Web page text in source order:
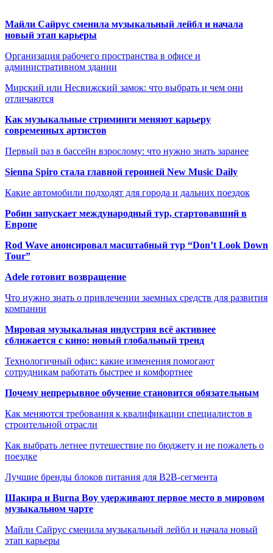
Майли Сайрус сменила музыкальный лейбл и начала
новый этап карьеры
Организация рабочего пространства в офисе и
административном здании
Мирский или Несвижский замок: что выбрать и чем они
отличаются
Как музыкальные стриминги меняют карьеру
современных артистов
Первый раз в бассейн взрослому: что нужно знать заранее
Sienna Spiro стала главной героиней New Music Daily
Какие автомобили подходят для города и дальних поездок
Робин запускает международный тур, стартовавший в
Европе
Rod Wave анонсировал масштабный тур “Don’t Look Down
Tour”
Adele готовит возвращение
Что нужно знать о привлечении заемных средств для развития
компании
Мировая музыкальная индустрия всё активнее
сближается с кино: новый глобальный тренд
Технологичный офис: какие изменения помогают
сотрудникам работать быстрее и комфортнее
Почему непрерывное обучение становится обязательным
Как меняются требования к квалификации специалистов в
строительной отрасли
Как выбрать летнее путешествие по бюджету и не пожалеть о
поездке
Лучшие бренды блоков питания для B2B-сегмента
Шакира и Burna Boy удерживают первое место в мировом
музыкальном чарте
Майли Сайрус сменила музыкальный лейбл и начала новый
этап карьеры